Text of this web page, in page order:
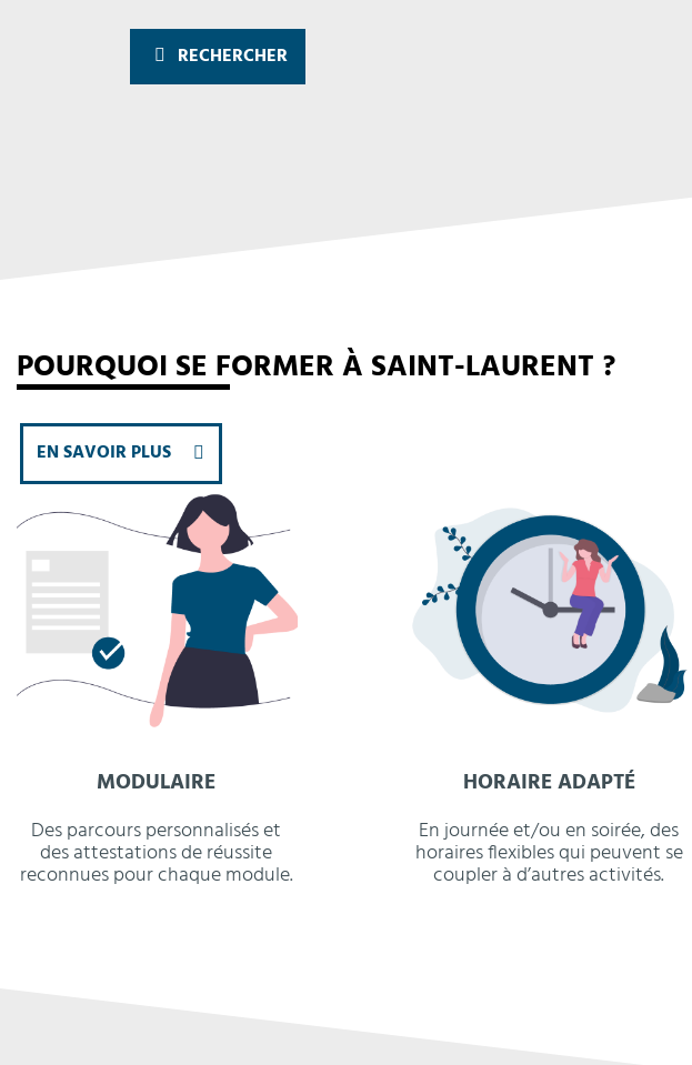
RECHERCHER
POURQUOI SE FORMER À SAINT-LAURENT ?
EN SAVOIR PLUS
MODULAIRE
Des parcours personnalisés et
des attestations de réussite
reconnues pour chaque module.
HORAIRE ADAPTÉ
En journée et/ou en soirée, des
horaires flexibles qui peuvent se
coupler à d’autres activités.